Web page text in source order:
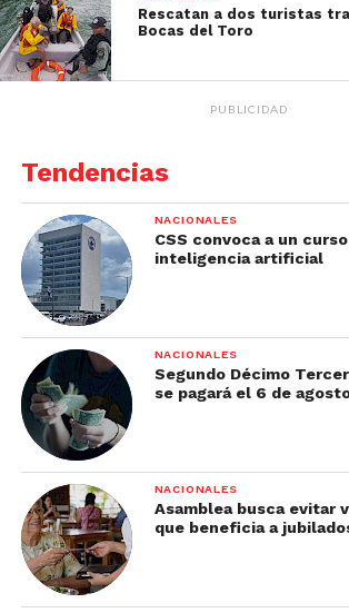
Rescatan a dos turistas
Bocas del Toro
PUBLICIDAD
Tendencias
NACIONALES
CSS convoca a un
inteligencia artificial
NACIONALES
Segundo Décimo
se pagará el 6 de
NACIONALES
Asamblea busca evitar
que beneficia a